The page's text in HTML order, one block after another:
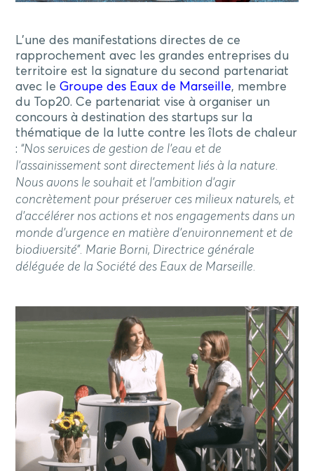
L’une des manifestations directes de ce
rapprochement avec les grandes entreprises du
territoire est la signature du second partenariat
avec leGroupe des Eaux de Marseille, membre
du Top20. Ce partenariat vise à organiser un
concours à destination des startups sur la
thématique de la lutte contre les îlots de chaleur
: “Nos services de gestion de l’eau et de
l’assainissement sont directement liés à la nature.
Nous avons le souhait et l’ambition d’agir
concrètement pour préserver ces milieux naturels, et
d’accélérer nos actions et nos engagements dans un
monde d’urgence en matière d’environnement et de
biodiversité”. Marie Borni, Directrice générale
déléguée de la Société des Eaux de Marseille.